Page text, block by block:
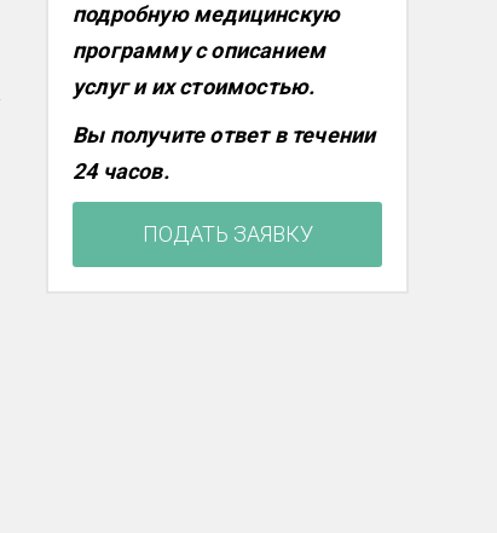
подробную медицинскую
программу с описанием
услуг и их стоимостью.
Вы получите ответ в течении
24 часов.
ПОДАТЬ ЗАЯВКУ